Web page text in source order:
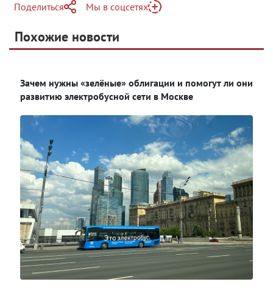
Поделиться
Telegram
Одноклассники
Мы в соцсетях
Яндекс Дзен
Похожие новости
Зачем нужны «зелёные» облигации и помогут ли они
развитию электробусной сети в Москве